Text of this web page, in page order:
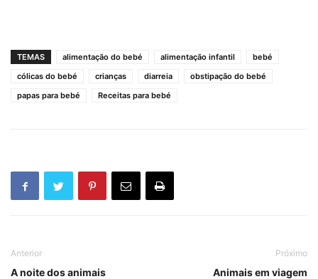
TEMAS alimentação do bebé alimentação infantil
bebé
cólicas do bebé
crianças diarreia
obstipação do bebé
papas para bebé
Receitas para bebé
Anterior
A noite dos animais
Próximo
Animais em viagem